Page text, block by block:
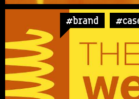
#brand